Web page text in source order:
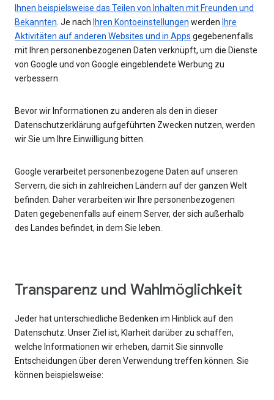
Ihnen beispielsweise das Teilen von Inhalten mit Freunden und
Bekannten. Je nach Ihren Kontoeinstellungen werden Ihre
Aktivitäten auf anderen Websites und in Apps gegebenenfalls
mit Ihren personenbezogenen Daten verknüpft, um die Dienste
von Google und von Google eingeblendete Werbung zu
verbessern.
Bevor wir Informationen zu anderen als den in dieser
Datenschutzerklärung aufgeführten Zwecken nutzen, werden
wir Sie um Ihre Einwilligung bitten.
Google verarbeitet personenbezogene Daten auf unseren
Servern, die sich in zahlreichen Ländern auf der ganzen Welt
befinden. Daher verarbeiten wir Ihre personenbezogenen
Daten gegebenenfalls auf einem Server, der sich außerhalb
des Landes befindet, in dem Sie leben.
Transparenz und Wahlmöglichkeit
Jeder hat unterschiedliche Bedenken im Hinblick auf den
Datenschutz. Unser Ziel ist, Klarheit darüber zu schaffen,
welche Informationen wir erheben, damit Sie sinnvolle
Entscheidungen über deren Verwendung treffen können. Sie
können beispielsweise: